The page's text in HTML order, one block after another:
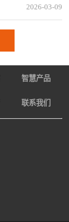
2026-03-09
智慧产品
联系我们